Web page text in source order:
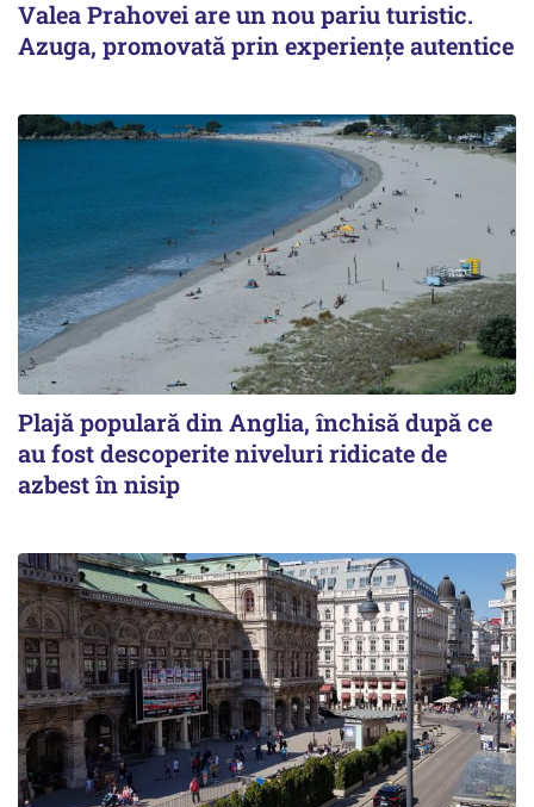
Valea Prahovei are un nou pariu turistic.
Azuga, promovată prin experiențe autentice
Plajă populară din Anglia, închisă după ce
au fost descoperite niveluri ridicate de
azbest în nisip